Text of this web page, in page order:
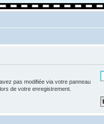
pas modifiée via votre panneau
de votre enregistrement.